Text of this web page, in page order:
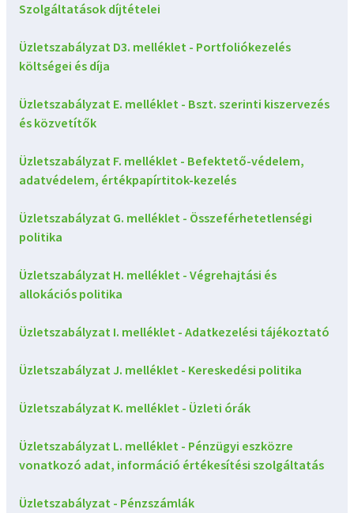
Szolgáltatások díjtételei
Üzletszabályzat D3. melléklet - Portfoliókezelés
költségei és díja
Üzletszabályzat E. melléklet - Bszt. szerinti kiszervezés
és közvetítők
Üzletszabályzat F. melléklet - Befektető-védelem,
adatvédelem, értékpapírtitok-kezelés
Üzletszabályzat G. melléklet - Összeférhetetlenségi
politika
Üzletszabályzat H. melléklet - Végrehajtási és
allokációs politika
Üzletszabályzat I. melléklet - Adatkezelési tájékoztató
Üzletszabályzat J. melléklet - Kereskedési politika
Üzletszabályzat K. melléklet - Üzleti órák
Üzletszabályzat L. melléklet - Pénzügyi eszközre
vonatkozó adat, információ értékesítési szolgáltatás
Üzletszabályzat - Pénzszámlák